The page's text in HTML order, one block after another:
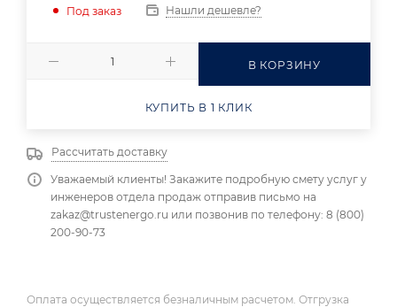
Под заказ Нашли дешевле?
В КОРЗИНУ
КУПИТЬ В 1 КЛИК
Рассчитать доставку
Уважаемый клиенты! Закажите подробную смету услуг у
инженеров отдела продаж отправив письмо на
zakaz@trustenergo.ru или позвонив по телефону: 8 (800)
200-90-73
Оплата осуществляется безналичным расчетом. Отгрузка